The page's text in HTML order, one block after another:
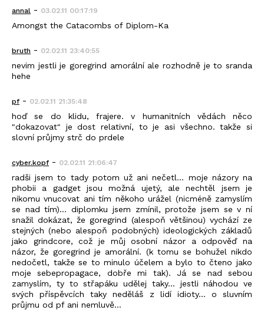
annal - 03.02.11 00:17:19
Amongst the Catacombs of Diplom-Ka
bruth - 02.02.11 23:40:55
nevim jestli je goregrind amorální ale rozhodně je to sranda
hehe
pf - 02.02.11 21:35:48
hoď se do klidu, frajere. v humanitních vědách něco
"dokazovat" je dost relativní, to je asi všechno. takže si
slovní průjmy strč do prdele
cyber.kopf - 02.02.11 21:06:47
radši jsem to tady potom už ani nečetl... moje názory na
phobii a gadget jsou možná ujetý, ale nechtěl jsem je
nikomu vnucovat ani tím někoho urážel (nicméně zamyslím
se nad tím)... diplomku jsem zmínil, protože jsem se v ní
snažil dokázat, že goregrind (alespoň většinou) vychází ze
stejných (nebo alespoň podobných) ideologických základů
jako grindcore, což je můj osobní názor a odpověď na
názor, že goregrind je amorální. (k tomu se bohužel nikdo
nedočetl, takže se to minulo účelem a bylo to čteno jako
moje sebepropagace, dobře mi tak). Já se nad sebou
zamyslím, ty to střapáku udělej taky... jestli náhodou ve
svých příspěvcích taky neděláš z lidí idioty... o sluvním
průjmu od pf ani nemluvě...